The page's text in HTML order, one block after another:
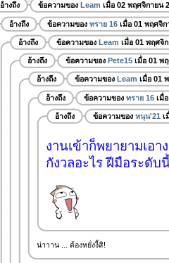
อ้างถึง ข้อความของ Leam เมื่อ 02 พฤศจิกายน
อ้างถึง ข้อความของ ทราย 16เมื่อ 01 พฤศจิก
อ้างถึง ข้อความของ Leam เมื่อ 01 พฤศจิ
อ้างถึง ข้อความของ Pete15เมื่อ 01 พ
อ้างถึง ข้อความของ Leam เมื่อ 01
อ้างถึง ข้อความของ ทราย 16เมื่อ
อ้างถึง ข้อความของ หนุน'21 เ
งานเข้าก็พยายามเอ
กังวลอะไร ฝีมือระดับ
น่าาาน ... ต้องหยั่งงี้สิ!